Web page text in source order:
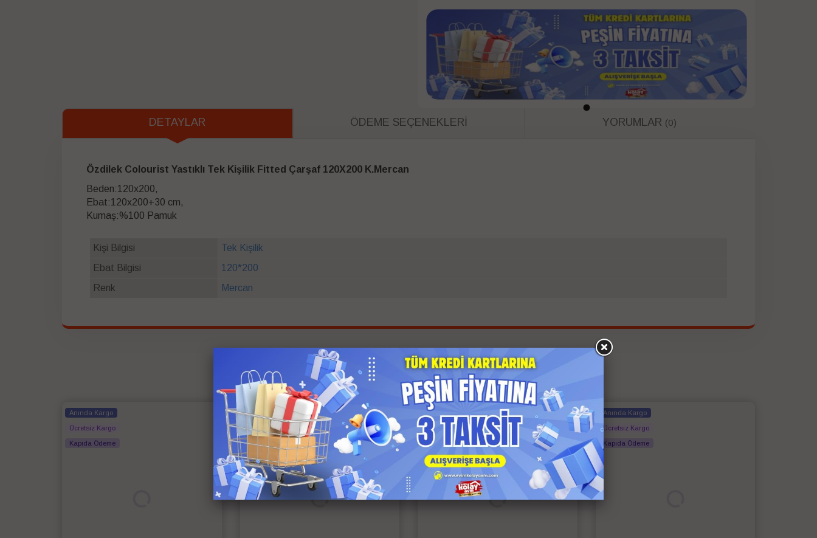
DETAYLAR ÖDEME SEÇENEKLERI YORUMLAR (0)
Özdilek Colourist Yastıklı Tek Kişilik Fitted Çarşaf 120X200 K.Mercan
Beden:120x200,
Ebat:120x200+30 cm,
Kumaş:%100 Pamuk
Kişi Bilgisi
Tek Kişilik
Ebat Bilgisi
120*200
Renk
Mercan
İlgili Ürünler
Anında Kargo
Ücretsiz Kargo
Kapıda Ödeme
Anında Kargo
Ücretsiz Kargo
Kapıda Ödeme
Anında Kargo
Ücretsiz Kargo
Kapıda Ödeme
Anında Kargo
Ücretsiz Kargo
Kapıda Ödeme